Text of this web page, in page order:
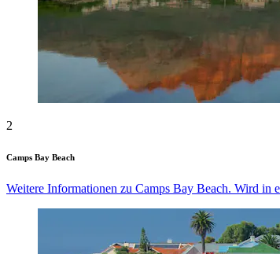
2
Camps Bay Beach
Weitere Informationen zu Camps Bay Beach. Wird in